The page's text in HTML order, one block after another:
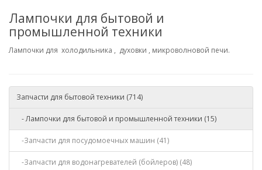
Лампочки для бытовой и
промышленной техники
Лампочки для холодильника , духовки , микроволновой печи.
Запчасти для бытовой техники (714)
- Лампочки для бытовой и промышленной техники (15)
-Запчасти для посудомоечных машин (41)
-Запчасти для водонагревателей (бойлеров) (48)